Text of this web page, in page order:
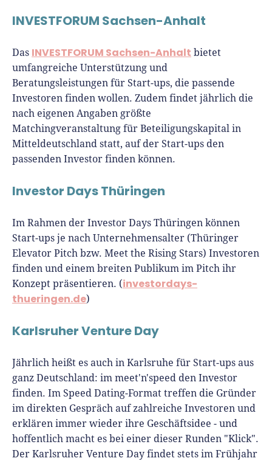
INVESTFORUM Sachsen-Anhalt
Das INVESTFORUM Sachsen-Anhalt bietet
umfangreiche Unterstützung und
Beratungsleistungen für Start-ups, die passende
Investoren finden wollen. Zudem findet jährlich die
nach eigenen Angaben größte
Matchingveranstaltung für Beteiligungskapital in
Mitteldeutschland statt, auf der Start-ups den
passenden Investor finden können.
Investor Days Thüringen
Im Rahmen der Investor Days Thüringen können
Start-ups je nach Unternehmensalter (Thüringer
Elevator Pitch bzw. Meet the Rising Stars) Investoren
finden und einem breiten Publikum im Pitch ihr
Konzept präsentieren. (investordays-
thueringen.de)
Karlsruher Venture Day
Jährlich heißt es auch in Karlsruhe für Start-ups aus
ganz Deutschland: im meet'n'speed den Investor
finden. Im Speed Dating-Format treffen die Gründer
im direkten Gespräch auf zahlreiche Investoren und
erklären immer wieder ihre Geschäftsidee - und
hoffentlich macht es bei einer dieser Runden "Klick".
Der Karlsruher Venture Day findet stets im Frühjahr